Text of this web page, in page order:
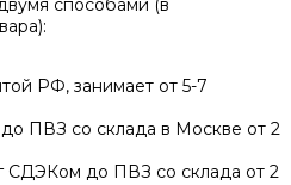
способами (в
РФ, занимает от 5-7
ПВЗ со склада в Москве от 2
СДЭКом до ПВЗ со склада от 2